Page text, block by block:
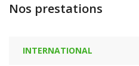
Nos prestations
INTERNATIONAL